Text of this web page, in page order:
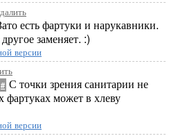
есть фартуки и нарукавники.
заменяет. :)
версии
# С точки зрения санитарии не
может в хлеву
версии